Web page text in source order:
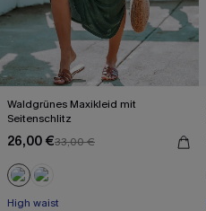
Waldgrünes Maxikleid mit
Seitenschlitz
26,00 €33,00 €
High waist